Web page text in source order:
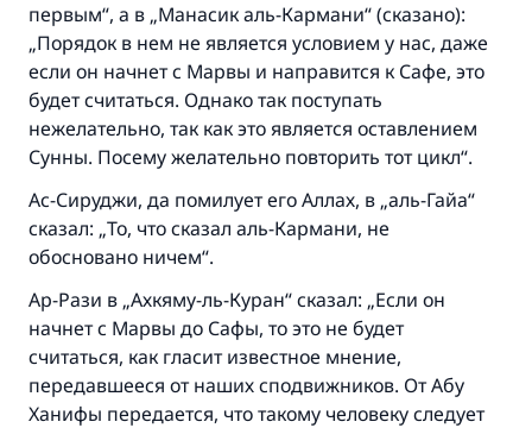
первым“, а в „Манасик аль-Кармани“ (сказано):
„Порядок в нем не является условием у нас, даже
если он начнет с Марвы и направится к Сафе, это
будет считаться. Однако так поступать
нежелательно, так как это является оставлением
Сунны. Посему желательно повторить тот цикл“.
Ас-Сируджи, да помилует его Аллах, в „аль-Гайа“
сказал: „То, что сказал аль-Кармани, не
обосновано ничем“.
Ар-Рази в „Ахкяму-ль-Куран“ сказал: „Если он
начнет с Марвы до Сафы, то это не будет
считаться, как гласит известное мнение,
передавшееся от наших сподвижников. От Абу
Ханифы передается, что такому человеку следует
Ответ № 110845 помог сохранить
брак.
Помогите нам предоставить ответы Умме
Посланник Аллаха, мир ему и
благословение, сказал:
«Указавшему на благое (полагается) такая
же награда как и совершившему его»
(МУСЛИМ, № 1893).